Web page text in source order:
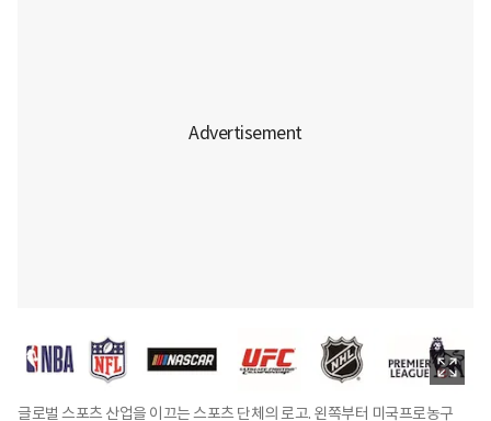
글로벌 스포츠 산업을 이끄는 스포츠 단체의 로고. 왼쪽부터 미국프로농구